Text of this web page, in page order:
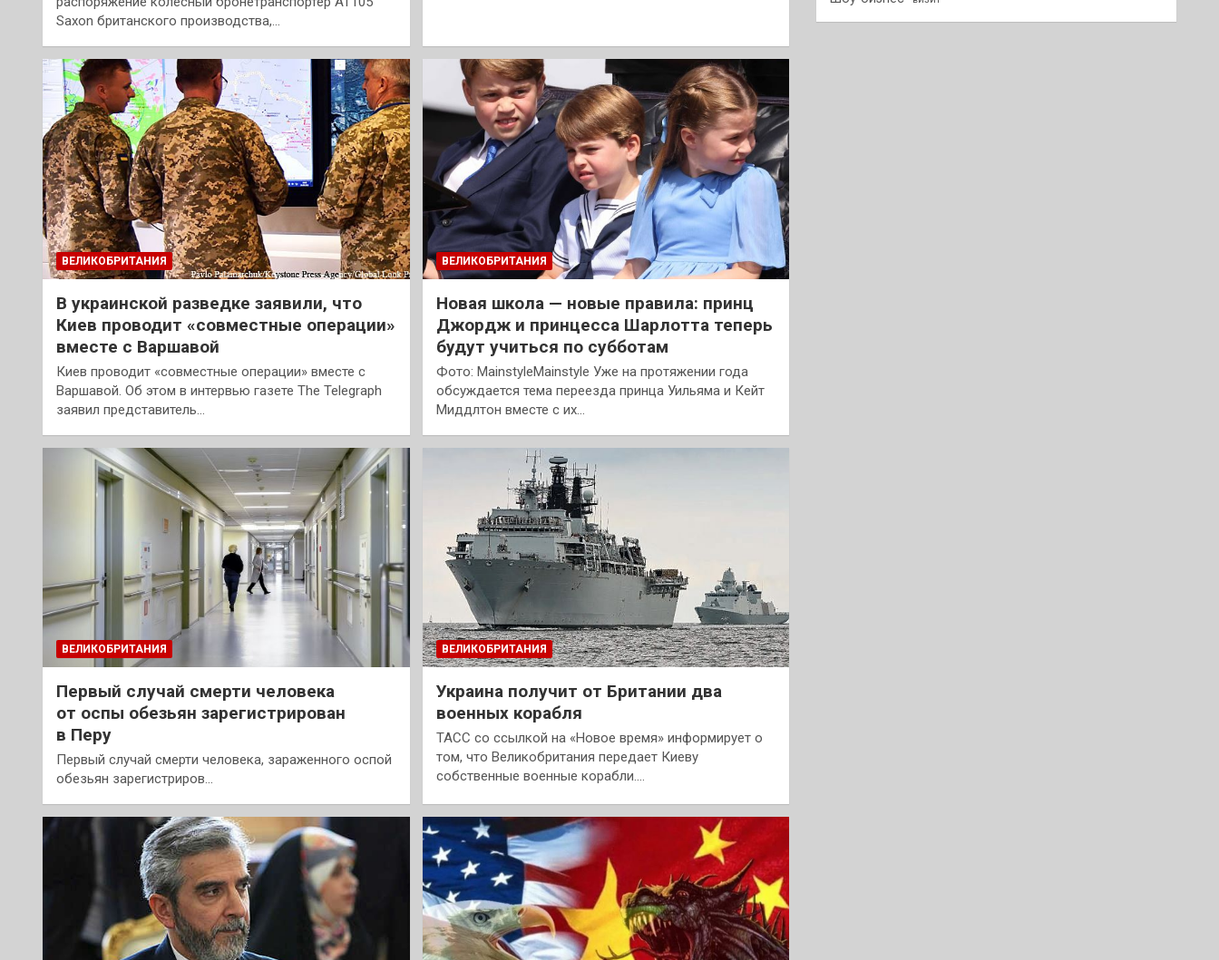
Saxon британского производства,…
ВЕЛИКОБРИТАНИЯ
В украинской разведке заявили, что
Киев проводит «совместные операции»
вместе с Варшавой
Киев проводит «совместные операции» вместе с
Варшавой. Об этом в интервью газете The Telegraph
заявил представитель…
ВЕЛИКОБРИТАНИЯ
Новая школа — новые правила: принц
Джордж и принцесса Шарлотта теперь
будут учиться по субботам
Фото: MainstyleMainstyle Уже на протяжении года
обсуждается тема переезда принца Уильяма и Кейт
Миддлтон вместе с их…
ВЕЛИКОБРИТАНИЯ
Первый случай смерти человека
от оспы обезьян зарегистрирован
в Перу
Первый случай смерти человека, зараженного оспой
обезьян зарегистриров…
ВЕЛИКОБРИТАНИЯ
Украина получит от Британии два
военных корабля
ТАСС со ссылкой на «Новое время» информирует о
том, что Великобритания передает Киеву
собственные военные корабли.…